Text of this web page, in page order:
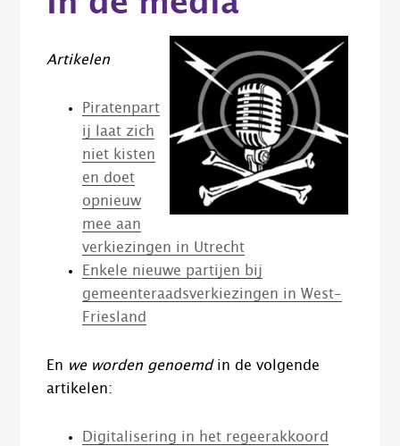
Artikelen
Piratenpart
ij laat zich
niet kisten
en doet
opnieuw
mee aan
verkiezingen in Utrecht
Enkele nieuwe partijen bij
gemeenteraadsverkiezingen in West-
Friesland
En we worden genoemd in de volgende
artikelen:
Digitalisering in het regeerakkoord